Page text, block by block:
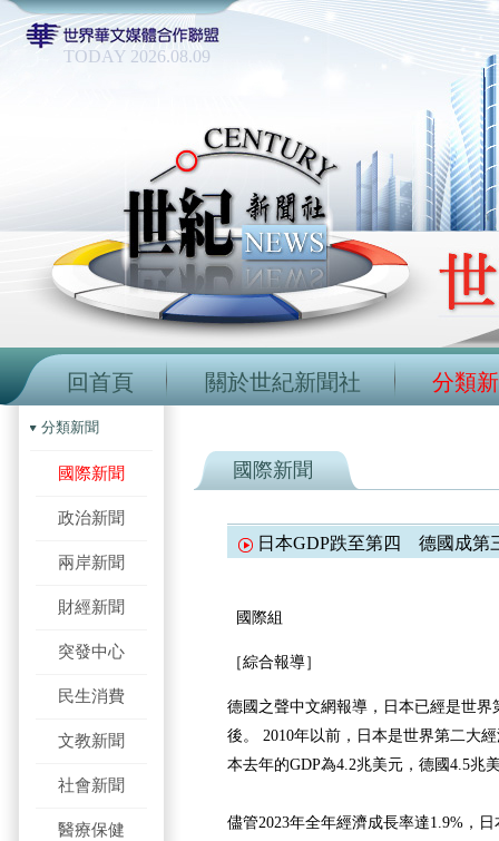
TODAY 2026.08.09
回首頁 關於世紀新聞社 分類
分類新聞
國際新聞
政治新聞
兩岸新聞
財經新聞
突發中心
民生消費
文教新聞
社會新聞
醫療保健
國際新聞
日本GDP跌至第四 德國成第
國際組
［綜合報導］
德國之聲中文網報導，日本已經是世
後。 2010年以前，日本是世界第二大
本去年的GDP為4.2兆美元，德國4.5兆
儘管2023年全年經濟成長率達1.9%，